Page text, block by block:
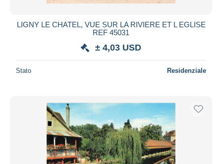
LIGNY LE CHATEL, VUE SUR LA RIVIERE ET L EGLISE
REF 45031
± 4,03 USD
Stato Residenziale